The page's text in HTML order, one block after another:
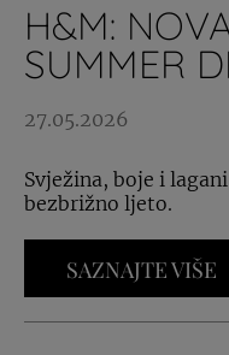
H&M:
SUMMER
27.05.2026
Svježina, boje i
bezbrižno ljeto.
SAZNAJTE VIŠE